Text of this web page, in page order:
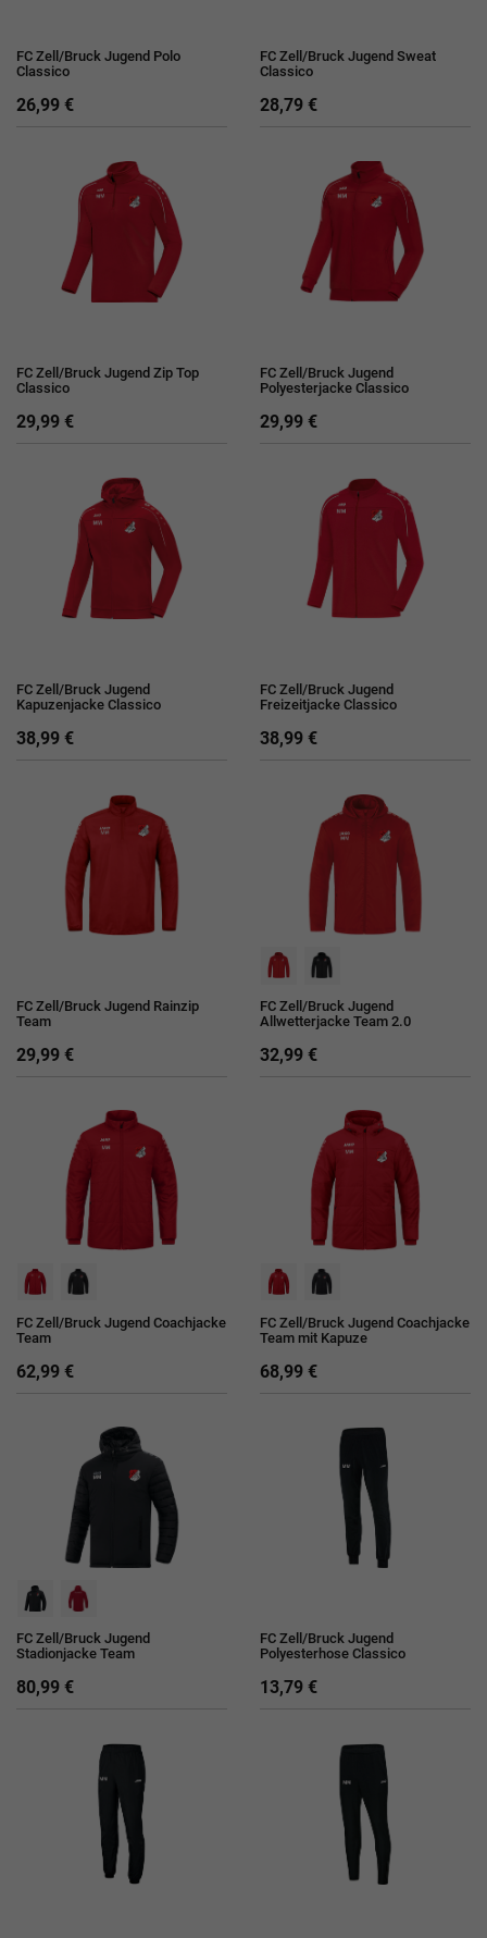
FC Zell/Bruck Jugend Polo
Classico
26,99 €
FC Zell/Bruck Jugend Sweat
Classico
28,79 €
FC Zell/Bruck Jugend Zip Top
Classico
29,99 €
FC Zell/Bruck Jugend
Polyesterjacke Classico
29,99 €
FC Zell/Bruck Jugend
Kapuzenjacke Classico
38,99 €
FC Zell/Bruck Jugend
Freizeitjacke Classico
38,99 €
FC Zell/Bruck Jugend Rainzip
Team
29,99 €
FC Zell/Bruck Jugend
Allwetterjacke Team 2.0
32,99 €
FC Zell/Bruck Jugend Coachjacke
Team
62,99 €
FC Zell/Bruck Jugend Coachjacke
Team mit Kapuze
68,99 €
FC Zell/Bruck Jugend
Stadionjacke Team
80,99 €
FC Zell/Bruck Jugend
Polyesterhose Classico
13,79 €